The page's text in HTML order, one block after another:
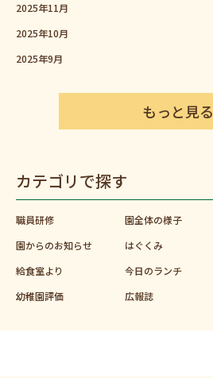
2025年11月
2025年10月
2025年9月
もっと見る
カテゴリで探す
職員研修
園からのお知らせ
給食室より
幼稚園評価
園全体の様子
はぐくみ
今日のランチ
広報誌